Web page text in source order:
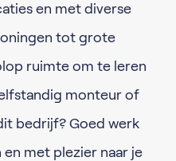
en met diverse
tot grote
ruimte om te leren
monteur of
bedrijf? Goed werk
met plezier naar je